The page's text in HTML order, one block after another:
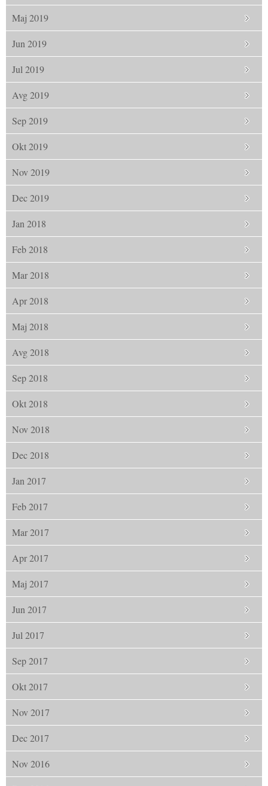
Maj 2019
Jun 2019
Jul 2019
Avg 2019
Sep 2019
Okt 2019
Nov 2019
Dec 2019
Jan 2018
Feb 2018
Mar 2018
Apr 2018
Maj 2018
Avg 2018
Sep 2018
Okt 2018
Nov 2018
Dec 2018
Jan 2017
Feb 2017
Mar 2017
Apr 2017
Maj 2017
Jun 2017
Jul 2017
Sep 2017
Okt 2017
Nov 2017
Dec 2017
Nov 2016